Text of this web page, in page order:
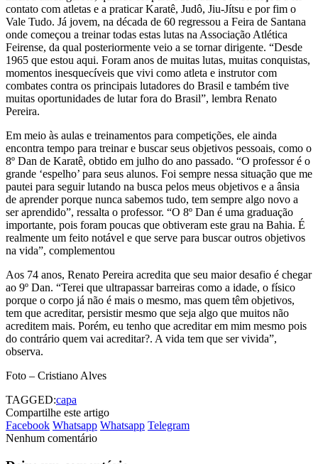
contato com atletas e a praticar Karatê, Judô, Jiu-Jítsu e por fim o
Vale Tudo. Já jovem, na década de 60 regressou a Feira de Santana
onde começou a treinar todas estas lutas na Associação Atlética
Feirense, da qual posteriormente veio a se tornar dirigente. “Desde
1965 que estou aqui. Foram anos de muitas lutas, muitas conquistas,
momentos inesquecíveis que vivi como atleta e instrutor com
combates contra os principais lutadores do Brasil e também tive
muitas oportunidades de lutar fora do Brasil”, lembra Renato
Pereira.
Em meio às aulas e treinamentos para competições, ele ainda
encontra tempo para treinar e buscar seus objetivos pessoais, como o
8º Dan de Karatê, obtido em julho do ano passado. “O professor é o
grande ‘espelho’ para seus alunos. Foi sempre nessa situação que me
pautei para seguir lutando na busca pelos meus objetivos e a ânsia
de aprender porque nunca sabemos tudo, tem sempre algo novo a
ser aprendido”, ressalta o professor. “O 8º Dan é uma graduação
importante, pois foram poucas que obtiveram este grau na Bahia. É
realmente um feito notável e que serve para buscar outros objetivos
na vida”, complementou
Aos 74 anos, Renato Pereira acredita que seu maior desafio é chegar
ao 9º Dan. “Terei que ultrapassar barreiras como a idade, o físico
porque o corpo já não é mais o mesmo, mas quem têm objetivos,
tem que acreditar, persistir mesmo que seja algo que muitos não
acreditem mais. Porém, eu tenho que acreditar em mim mesmo pois
do contrário quem vai acreditar?. A vida tem que ser vivida”,
observa.
Foto – Cristiano Alves
TAGGED:capa
Compartilhe este artigo
Facebook Whatsapp Whatsapp Telegram
Nenhum comentário